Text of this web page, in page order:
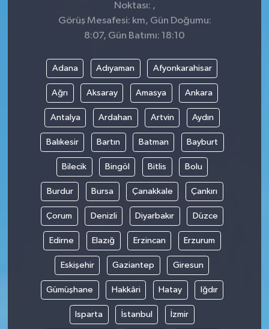
Noktası: ,
Görüş Mesafesi: km, Gün Doğumu:
8:07, Gün Batımı: 18:10
Adana Adıyaman Afyonkarahisar
Ağrı Aksaray Amasya Ankara
Antalya Ardahan Artvin Aydın
Balıkesir Bartın Batman Bayburt
Bilecik Bingöl Bitlis Bolu
Burdur Bursa Çanakkale Çankırı
Çorum Denizli Diyarbakır Düzce
Edirne Elazığ Erzincan Erzurum
Eskişehir Gaziantep Giresun
Gümüşhane Hakkâri Hatay Iğdır
Isparta İstanbul İzmir